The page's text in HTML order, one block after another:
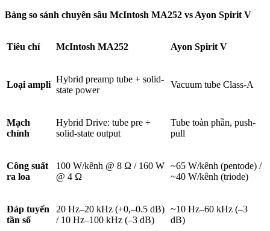
Bảng so sánh chuyên sâu McIntosh MA252 vs Ayon Spirit V
Tiêu chí McIntosh MA252 Ayon Spirit V
Loại ampli
Hybrid preamp tube + solid-
state power
Vacuum tube Class-A
Mạch
chính
Hybrid Drive: tube pre +
solid-state output
Tube toàn phần, push-
pull
Công suất
ra loa
100 W/kênh @ 8 Ω / 160 W
@ 4 Ω
~65 W/kênh (pentode) /
~40 W/kênh (triode)
Đáp tuyến
tần số
20 Hz–20 kHz (+0,–0.5 dB)
/ 10 Hz–100 kHz (–3 dB)
~10 Hz–60 kHz (–3
dB)